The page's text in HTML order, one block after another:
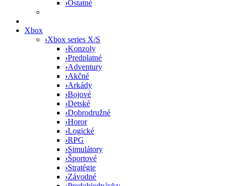
›Ostatné
Xbox
›Xbox series X/S
›Konzoly
›Predplatné
›Adventury
›Akčné
›Arkády
›Bojové
›Detské
›Dobrodružné
›Horor
›Logické
›RPG
›Simulátory
›Športové
›Stratégie
›Závodné